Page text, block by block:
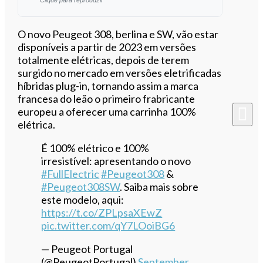
Ouvir este artigo
O novo Peugeot 308, berlina e SW, vão estar
disponíveis a partir de 2023 em versões
totalmente elétricas, depois de terem
surgido no mercado em versões eletrificadas
híbridas plug-in, tornando assim a marca
francesa do leão o primeiro frabricante
europeu a oferecer uma carrinha 100%
elétrica.
É 100% elétrico e 100%
irresistível: apresentando o novo
#FullElectric#Peugeot308&
#Peugeot308SW. Saiba mais sobre
este modelo, aqui:
https://t.co/ZPLpsaXEwZ
pic.twitter.com/qY7LOoiBG6
— Peugeot Portugal